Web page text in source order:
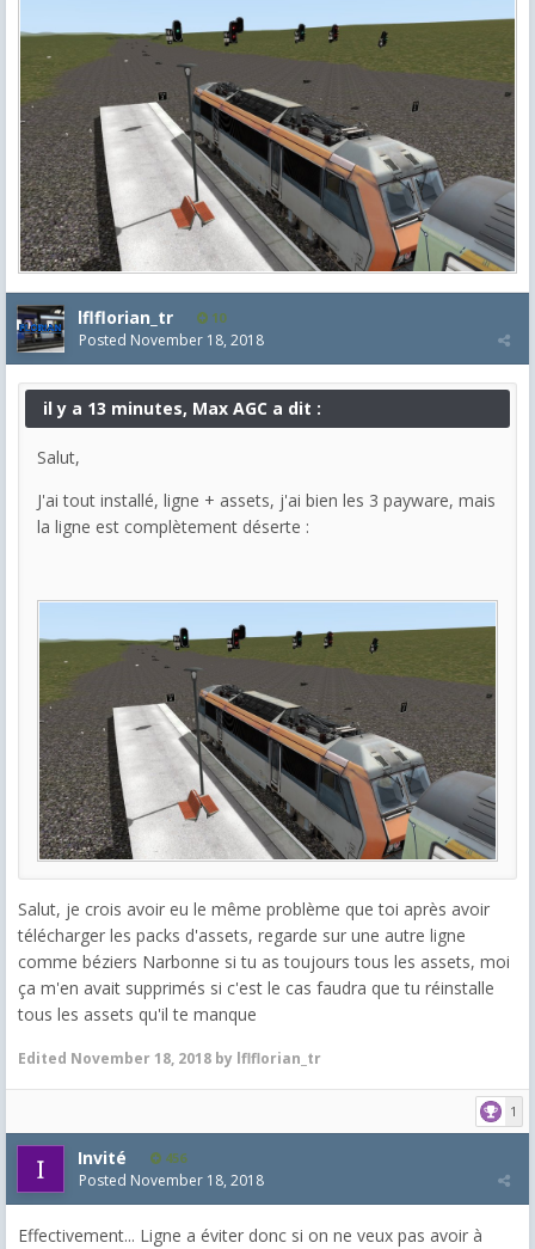
lflflorian_tr 10
Posted November 18, 2018
il y a 13 minutes, Max AGC a dit :
Salut,
J'ai tout installé, ligne + assets, j'ai bien les 3 payware, mais
la ligne est complètement déserte :
Salut, je crois avoir eu le même problème que toi après avoir
télécharger les packs d'assets, regarde sur une autre ligne
comme béziers Narbonne si tu as toujours tous les assets, moi
ça m'en avait supprimés si c'est le cas faudra que tu réinstalle
tous les assets qu'il te manque
Edited November 18, 2018 by lflflorian_tr
1
Invité 456
Posted November 18, 2018
Effectivement... Ligne a éviter donc si on ne veux pas avoir à